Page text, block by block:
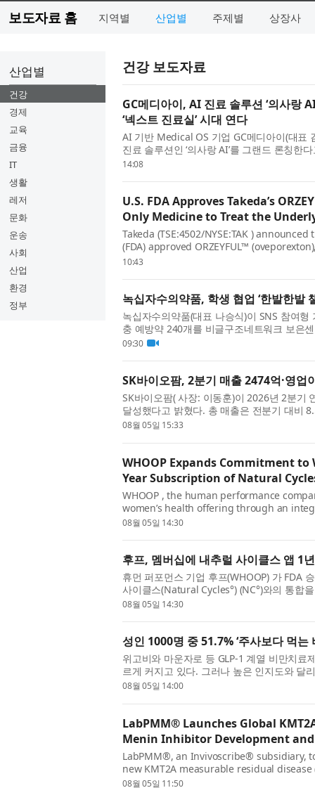
보도자료 홈 지역별 산업별 주제별 상장사
산업별
건강
경제
교육
금융
IT
생활
레저
문화
운송
사회
산업
환경
정부
건강 보도자료
GC메디아이, AI 진료 솔루션 ‘의사랑
‘넥스트 진료실’ 시대 연다
AI 기반 Medical OS 기업 GC메디아이(대표
진료 솔루션인 ‘의사랑 AI’를 그랜드 론칭한
실’이라는 슬로건 아래, 국내 시...
14:08
U.S. FDA Approves Takeda’s
Only Medicine to Treat the
Takeda (TSE:4502/NYSE:TAK )
(FDA) approved ORZEYFUL™
for the treatment of narcolepsy type 1
10:43
녹십자수의약품, 학생 협업 ‘한발한발
녹십자수의약품(대표 나승식)이 SNS 참여형
충 예방약 240개를 비글구조네트워크 보은
이스튼국제학교 학생 프로젝트 ‘Pawf...
09:30
SK바이오팜, 2분기 매출 2474억·영업
SK바이오팜( 사장: 이동훈)이 2026년 2분기
달성했다고 밝혔다. 총 매출은 전분기 대비
익은 전분기 대비 8.1%, 전년 동기 대...
08월 05일 15:33
WHOOP Expands Commitment
Year Subscription of Natural
WHOOP , the human performance
women’s health offering through an
FDA-cleared, hormone-free birth control
08월 05일 14:30
후프, 멤버십에 내추럴 사이클스 앱 1
휴먼 퍼포먼스 기업 후프(WHOOP) 가 FDA
사이클스(Natural Cycles°) (NC°)와의 통합
했다. 후프는 자격 요건을 충족하는 내...
08월 05일 14:30
성인 1000명 중 51.7% ‘주사보다 먹는
위고비와 마운자로 등 GLP-1 계열 비만치
르게 커지고 있다. 그러나 높은 인지도와 달
소비자가 많은 것으로 나타났다. 리서...
08월 05일 14:00
LabPMM® Launches Global
Menin Inhibitor Development
LabPMM®, an Invivoscribe® subsidiary,
new KMT2A measurable residual
digital PCR service is available to heal...
08월 05일 11:50